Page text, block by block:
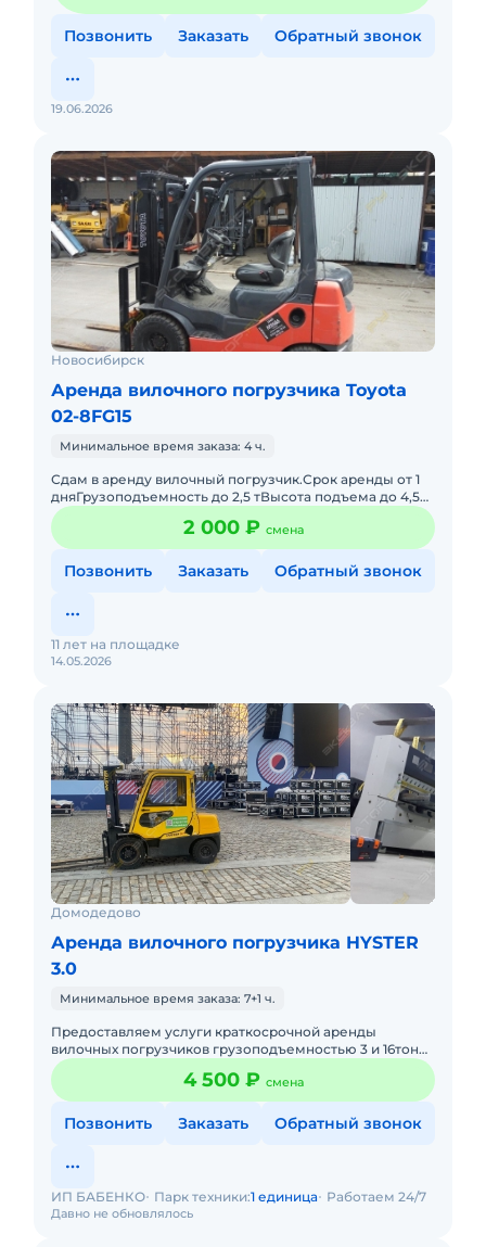
Позвонить Заказать Обратный звонок
19.06.2026
Новосибирск
Аренда вилочного погрузчика Toyota
02-8FG15
Минимальное время заказа: 4 ч.
Сдам в аренду вилочный погрузчик.Срок аренды от 1
дняГрузоподъемность до 2,5 тВысота подъема до 4,5
мВид топлива газ/бензин/дизель (на выбор)Условия-
предоплата.
2 000 ₽ смена
Позвонить Заказать Обратный звонок
14.05.2026
11 лет на площадке
Домодедово
Аренда вилочного погрузчика HYSTER
3.0
Минимальное время заказа: 7+1 ч.
Предоставляем услуги краткосрочной аренды
вилочных погрузчиков грузоподъемностью 3 и 16тонн.
Оперативно осуществляем доставку техники на Ваш
объект. Качественно4 500 ₽ смена
Позвонить Заказать Обратный звонок
Давно не обновлялось
ИП БАБЕНКО Парк техники:1 единица Работаем 24/7